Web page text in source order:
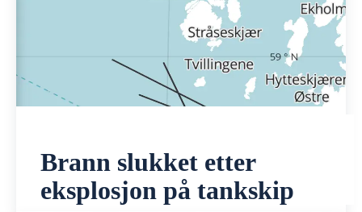
Brann slukket etter
eksplosjon på tankskip